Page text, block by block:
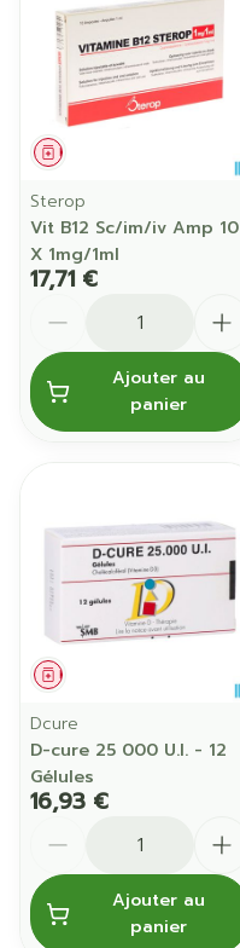
Médicament
Sterop
Vit B12 Sc/im/iv Amp 10
X 1mg/1ml
17,71 €
Ajouter au
panier
Médicament
Dcure
D-cure 25 000 U.I. - 12
Gélules
16,93 €
Ajouter au
panier